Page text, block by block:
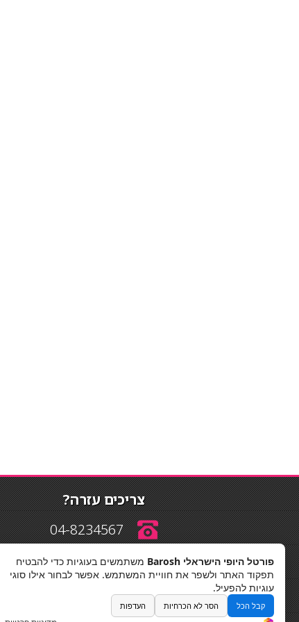
צריכים עזרה?
04-8234567
info@barosh.co.il פורטל היופי הישראלי Barosh
משתמשים בעוגיות כדי להבטיח
תפקוד האתר ולשפר את חוויית המשתמש. אפשר לבחור אילו סוגי
עוגיות להפעיל.
קבל הכל הסר לא הכרחיות העדפות